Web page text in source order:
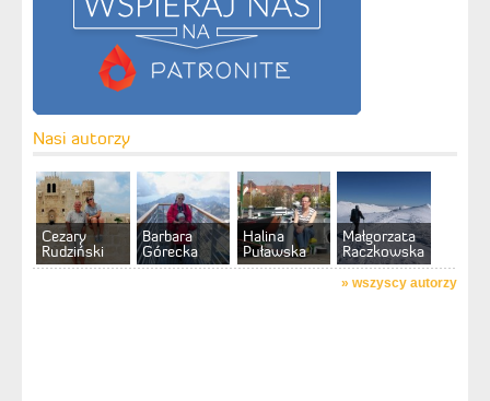
Nasi autorzy
Cezary
Rudziński
Barbara
Górecka
Halina
Puławska
Małgorzata
Raczkowska
» wszyscy autorzy